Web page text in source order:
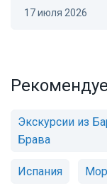
17 июля 2026
Экскурсии из
Брава
Испания